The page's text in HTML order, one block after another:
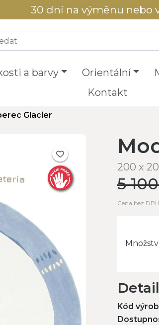
30 dní na výměnu nebo
a barvy Orientální
Kontakt
Glacier
200 x
5
Cena bez
Kód